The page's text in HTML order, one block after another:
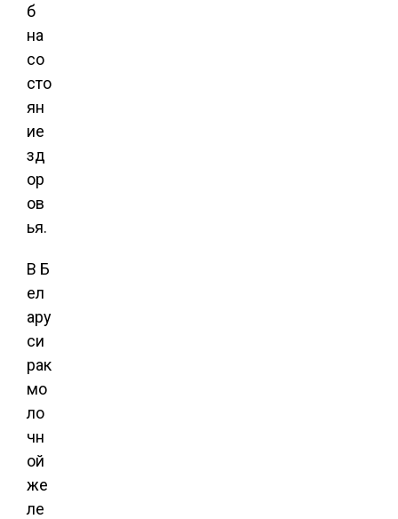
б
на
со
сто
ян
ие
зд
ор
ов
ья.
В Б
ел
ару
си
рак
мо
ло
чн
ой
же
ле